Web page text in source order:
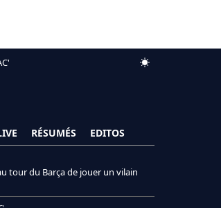
RÉSUMÉS EDITOS
tour du Barça de jouer un vilain